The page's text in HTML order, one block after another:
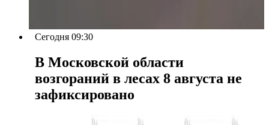
Сегодня 09:30
В Московской области
возгораний в лесах 8 августа не
зафиксировано